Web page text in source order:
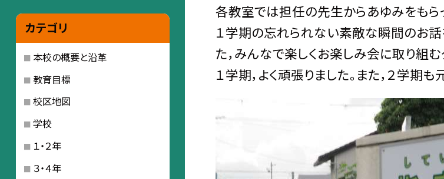
各教室では担任の先生からあゆみをもら
１学期の忘れられない素敵な瞬間のお
た，みんなで楽しくお楽しみ会に取り組む
１学期，よく頑張りました。また，２学期も
カテゴリ
本校の概要と沿革
教育目標
校区地図
学校
１・２年
３・４年